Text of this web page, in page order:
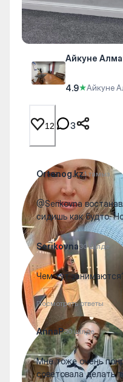
Айкуне
4.9★Айкуне
12 3
Ortonog.kz1 тамыз
@Serikovna
сидишь как будто.
Serikovna30 шілде
Чем тут
Посмотреть ответы
AnnaP30 шілде
Мне тоже очень
советовала делать